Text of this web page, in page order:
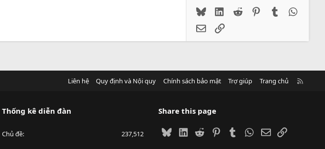
BlueskyLinkedIn
Reddit PinterestTumblr
EmailLink
Liên hệ Quy định và Nội quy Chính sách bảo mật Trợ giúp Trang chủ
Thống kê diễn đàn
Chủ đề 237,512
Share this page
BlueskyLinkedIn
Reddit PinterestTumblrWhatsApp
EmailLink